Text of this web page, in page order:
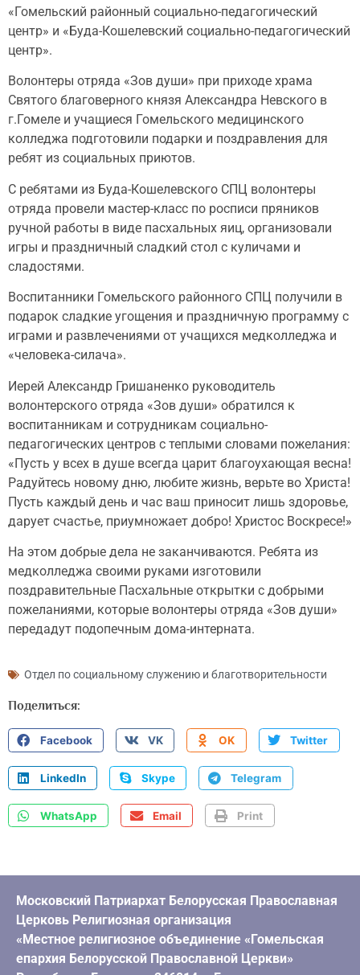
«Гомельский районный социально-педагогический
центр» и «Буда-Кошелевский социально-педагогический
центр».
Волонтеры отряда «Зов души» при приходе храма
Святого благоверного князя Александра Невского в
г.Гомеле и учащиеся Гомельского медицинского
колледжа подготовили подарки и поздравления для
ребят из социальных приютов.
С ребятами из Буда-Кошелевского СПЦ волонтеры
отряда провели мастер-класс по росписи пряников
ручной работы в виде пасхальных яиц, организовали
игры и праздничный сладкий стол с куличами и
сладостями.
Воспитанники Гомельского районного СПЦ получили в
подарок сладкие угощения и праздничную программу с
играми и развлечениями от учащихся медколледжа и
«человека-силача».
Иерей Александр Гришаненко руководитель
волонтерского отряда «Зов души» обратился к
воспитанникам и сотрудникам социально-
педагогических центров с теплыми словами пожелания:
«Пусть у всех в душе всегда царит благоухающая весна!
Радуйтесь новому дню, любите жизнь, верьте во Христа!
Пусть каждый день и час ваш приносит лишь здоровье,
дарует счастье, приумножает добро! Христос Воскресе!»
На этом добрые дела не заканчиваются. Ребята из
медколледжа своими руками изготовили
поздравительные Пасхальные открытки с добрыми
пожеланиями, которые волонтеры отряда «Зов души»
передадут подопечным дома-интерната.
Отдел по социальному служению и благотворительности
Поделиться:
Facebook VK OK Twitter
LinkedIn Skype Telegram
WhatsApp Email Print
Московский Патриархат Белорусская Православная
Церковь Религиозная организация
«Местное религиозное объединение «Гомельская
епархия Белорусской Православной Церкви»